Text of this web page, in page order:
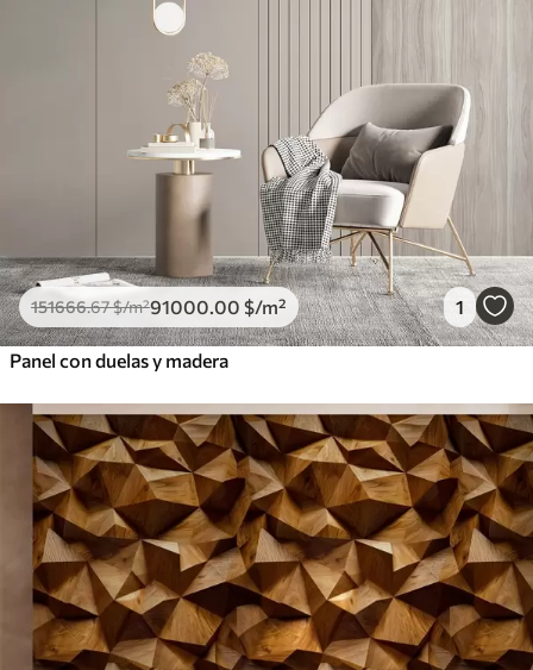
151666.67$/m²91000 .00 $/m² 1
Panel con duelas y madera